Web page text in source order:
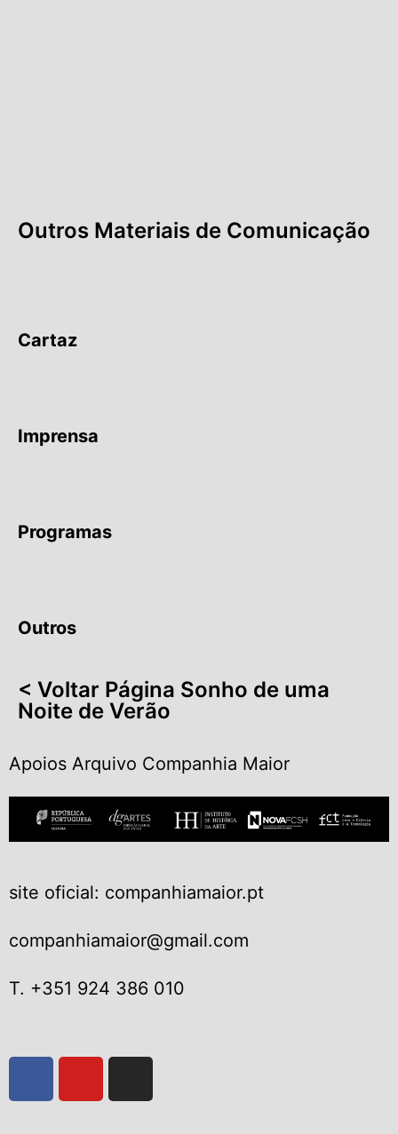
Outros Materiais de Comunicação
Cartaz
Imprensa
Programas
Outros
< Voltar Página Sonho de uma
Noite de Verão
Apoios Arquivo Companhia Maior
site oficial: companhiamaior.pt
companhiamaior@gmail.com
T. +351 924 386 010